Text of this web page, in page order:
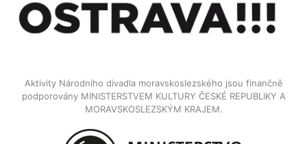
Aktivity Národního divadla moravskoslezského jsou finančně
podporovány MINISTERSTVEM KULTURY ČESKÉ REPUBLIKY A
MORAVSKOSLEZSKÝM KRAJEM.